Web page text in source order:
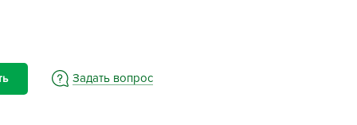
Forte
Задать вопрос